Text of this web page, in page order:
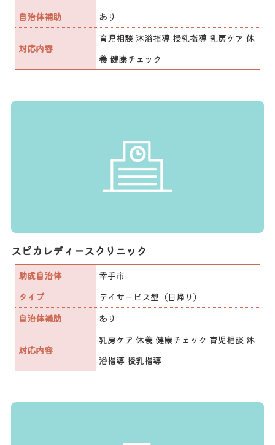
自治体補助
あり
対応内容
育児相談 沐浴指導 授乳指導 乳房ケア 休
養 健康チェック
スピカレディースクリニック
助成自治体
幸手市
タイプ
デイサービス型（日帰り）
自治体補助
あり
対応内容
乳房ケア 休養 健康チェック 育児相談 沐
浴指導 授乳指導